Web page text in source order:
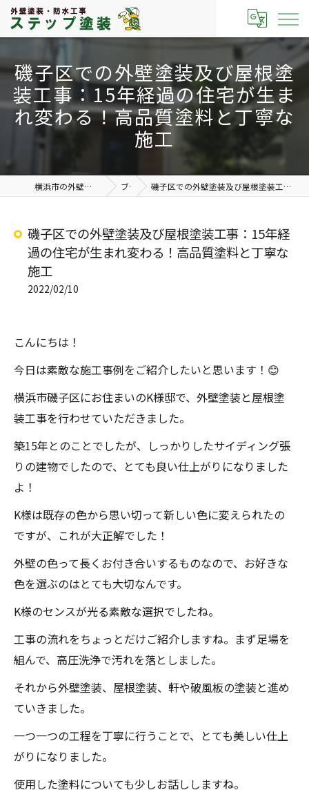
磯子区での外壁塗装及び屋根塗
装工事：15年経過の住宅が生ま
れ変わる！高品質塗料と丁寧な
施工
横浜市の外壁塗装なら有限会社ステップ塗装 ブログ 磯子区での外壁塗装及び屋根塗装工事：15年経過の住宅が生まれ変わる！高品質塗料と丁寧な施工
磯子区での外壁塗装及び屋根塗装工事：15年経
過の住宅が生まれ変わる！高品質塗料と丁寧な
施工
2022/02/10
こんにちは！
今日は素敵な施工事例をご紹介したいと思います！😊
横浜市磯子区にお住まいのK様邸で、外壁塗装と屋根塗
装工事を行わせていただきました。
築15年とのことでしたが、しっかりしたサイディング張
りの建物でしたので、とても良い仕上がりになりました
よ！
K様は既存の色から思い切って新しい色に変えられたの
ですが、これが大正解でした！
外壁の色って長くお付き合いするものなので、お好きな
色を選ぶのはとても大切なんです。
K様のセンスが光る素敵な選択でしたね。
工事の流れをちょっとだけご紹介しますね。まず足場を
組んで、高圧洗浄で汚れを落としました。
それから外壁塗装、屋根塗装、軒や破風板の塗装と進め
ていきました。
一つ一つの工程を丁寧に行うことで、とても美しい仕上
がりになりました。
使用した塗料についても少しお話ししますね。